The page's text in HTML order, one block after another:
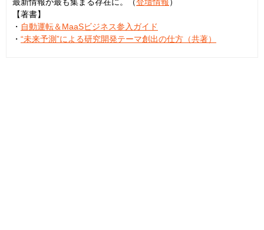
【著書】
・ 自動運転＆MaaSビジネス参入ガイド
・ “未来予測”による研究開発テーマ創出の仕方（共著）